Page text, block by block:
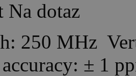
Na dotaz
250 MHz
± 1